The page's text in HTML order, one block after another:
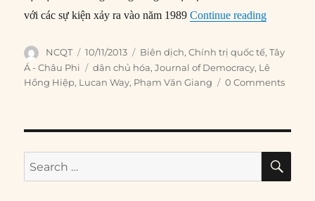
với các sự kiện xảy ra vào năm 1989Continue reading“#81 –
Author
NCQT
Posted
on
10/11/2013 Categories
Biên dịch,Chính trị quốc tế,Tây
Á - Châu Phi
Tags
dân chủ hóa,Journal of Democracy, Lê
Hồng Hiệp, Lucan Way, Phạm Văn Giang 0 Comments
Search
for: